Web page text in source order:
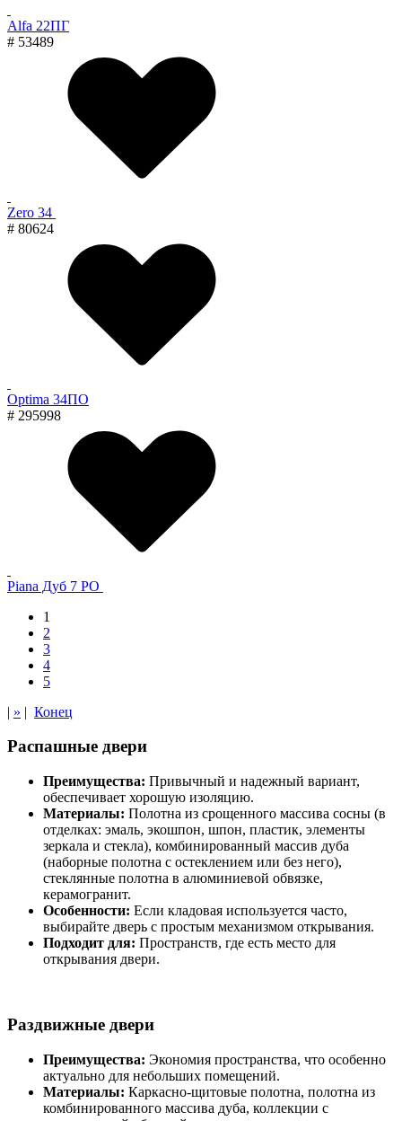
Alfa 22ПГ
# 53489
Zero 34
# 80624
Optima 34ПО
# 295998
Piana Дуб 7 PO
1
2
3
4
5
| » | Конец
Распашные двери
Преимущества: Привычный и надежный вариант,
обеспечивает хорошую изоляцию.
Материалы: Полотна из срощенного массива сосны (в
отделках: эмаль, экошпон, шпон, пластик, элементы
зеркала и стекла), комбинированный массив дуба
(наборные полотна с остеклением или без него),
стеклянные полотна в алюминиевой обвязке,
керамогранит.
Особенности: Если кладовая используется часто,
выбирайте дверь с простым механизмом открывания.
Подходит для: Пространств, где есть место для
открывания двери.
Раздвижные двери
Преимущества: Экономия пространства, что особенно
актуально для небольших помещений.
Материалы: Каркасно-щитовые полотна, полотна из
комбинированного массива дуба, коллекции с